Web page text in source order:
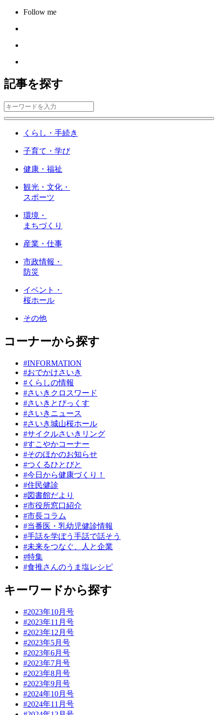
Follow me
記事を探す
くらし・手続き
子育て・学び
健康・福祉
観光・文化・
スポーツ
環境・
まちづくり
産業・仕事
市政情報・
防災
イベント・
桜ホール
その他
コーナーから探す
#INFORMATION
#おでかけさいき
#くらしの情報
#さいきクロスワード
#さいきとぴっくす
#さいきニュース
#さいき城山桜ホール
#サイクルさいきリング
#すこやかコーナー
#そのほかのお知らせ
#つくるひとびと
#今日から健康づくり！
#住民健診
#図書館だより
#市役所窓口紹介
#市長コラム
#当番医・乳幼児健診情報
#手話を学ぼう手話で話そう
#未来をつなぐ、人と企業
#特集
#食推さんのうま塩レシピ
キーワードから探す
#2023年10月号
#2023年11月号
#2023年12月号
#2023年5月号
#2023年6月号
#2023年7月号
#2023年8月号
#2023年9月号
#2024年10月号
#2024年11月号